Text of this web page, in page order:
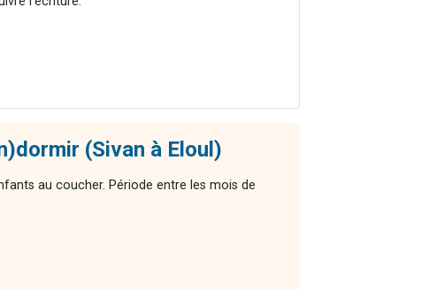
(Sivan à Eloul)
au coucher. Période entre les mois de